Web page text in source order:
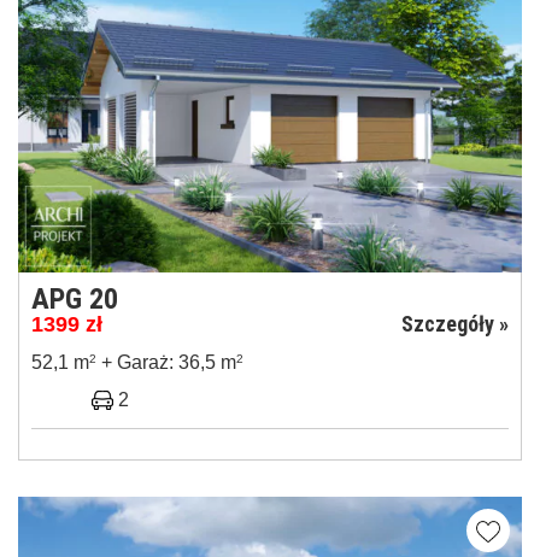
APG 20
1399 zł Szczegóły »
52,1 m2 + Garaż: 36,5 m2
2